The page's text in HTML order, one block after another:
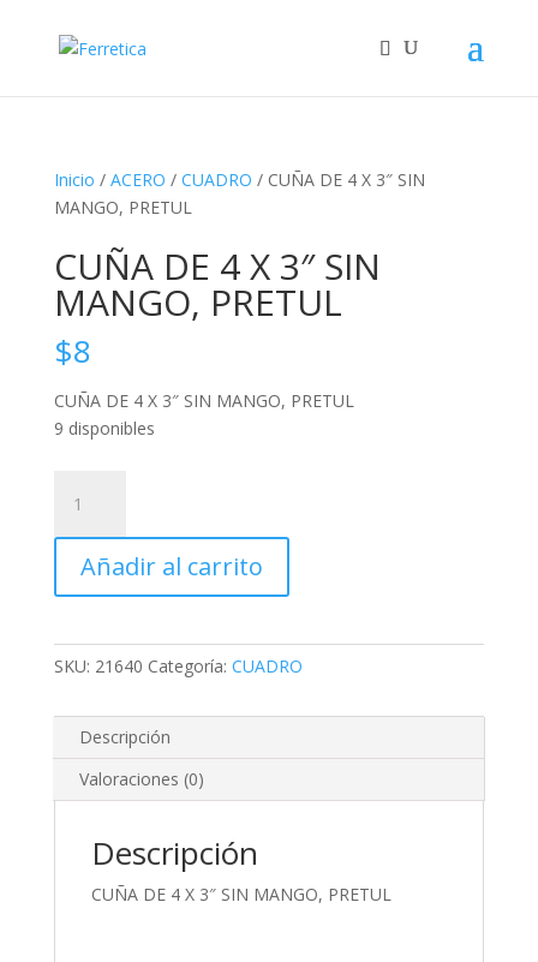
Inicio / ACERO / CUADRO / CUÑA DE 4 X 3″ SIN
MANGO, PRETUL
CUÑA DE 4 X 3″ SIN
MANGO, PRETUL
$8
CUÑA DE 4 X 3″ SIN MANGO, PRETUL
9 disponibles
4
3"
MANGO,
PRETUL
Añadir al carrito
SKU: 21640 Categoría: CUADRO
Descripción
Valoraciones (0)
Descripción
CUÑA DE 4 X 3″ SIN MANGO, PRETUL